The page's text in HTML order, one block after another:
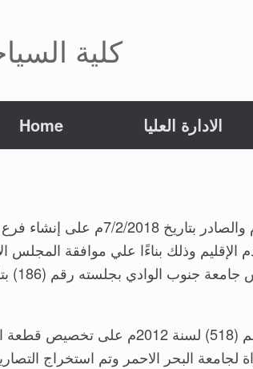
كلية
Home الادارة العليا
وافق السيد رئيس مجلس الوزراء بالقرار
وذلك بناءًا علي موافقة المجلس
لجامعة البحر الاحمر وتم استخراج